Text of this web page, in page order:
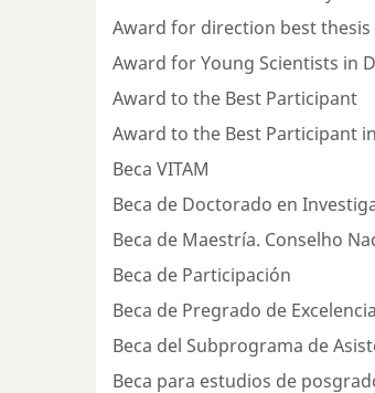
Award for direction best
Award for Young Scientists in
Award to the Best Participant
Award to the Best Participant
Beca VITAM
Beca de Doctorado en
Beca de Maestría. Conselho
Beca de Participación
Beca de Pregrado de Excelencia
Beca del Subprograma de
Beca para estudios de